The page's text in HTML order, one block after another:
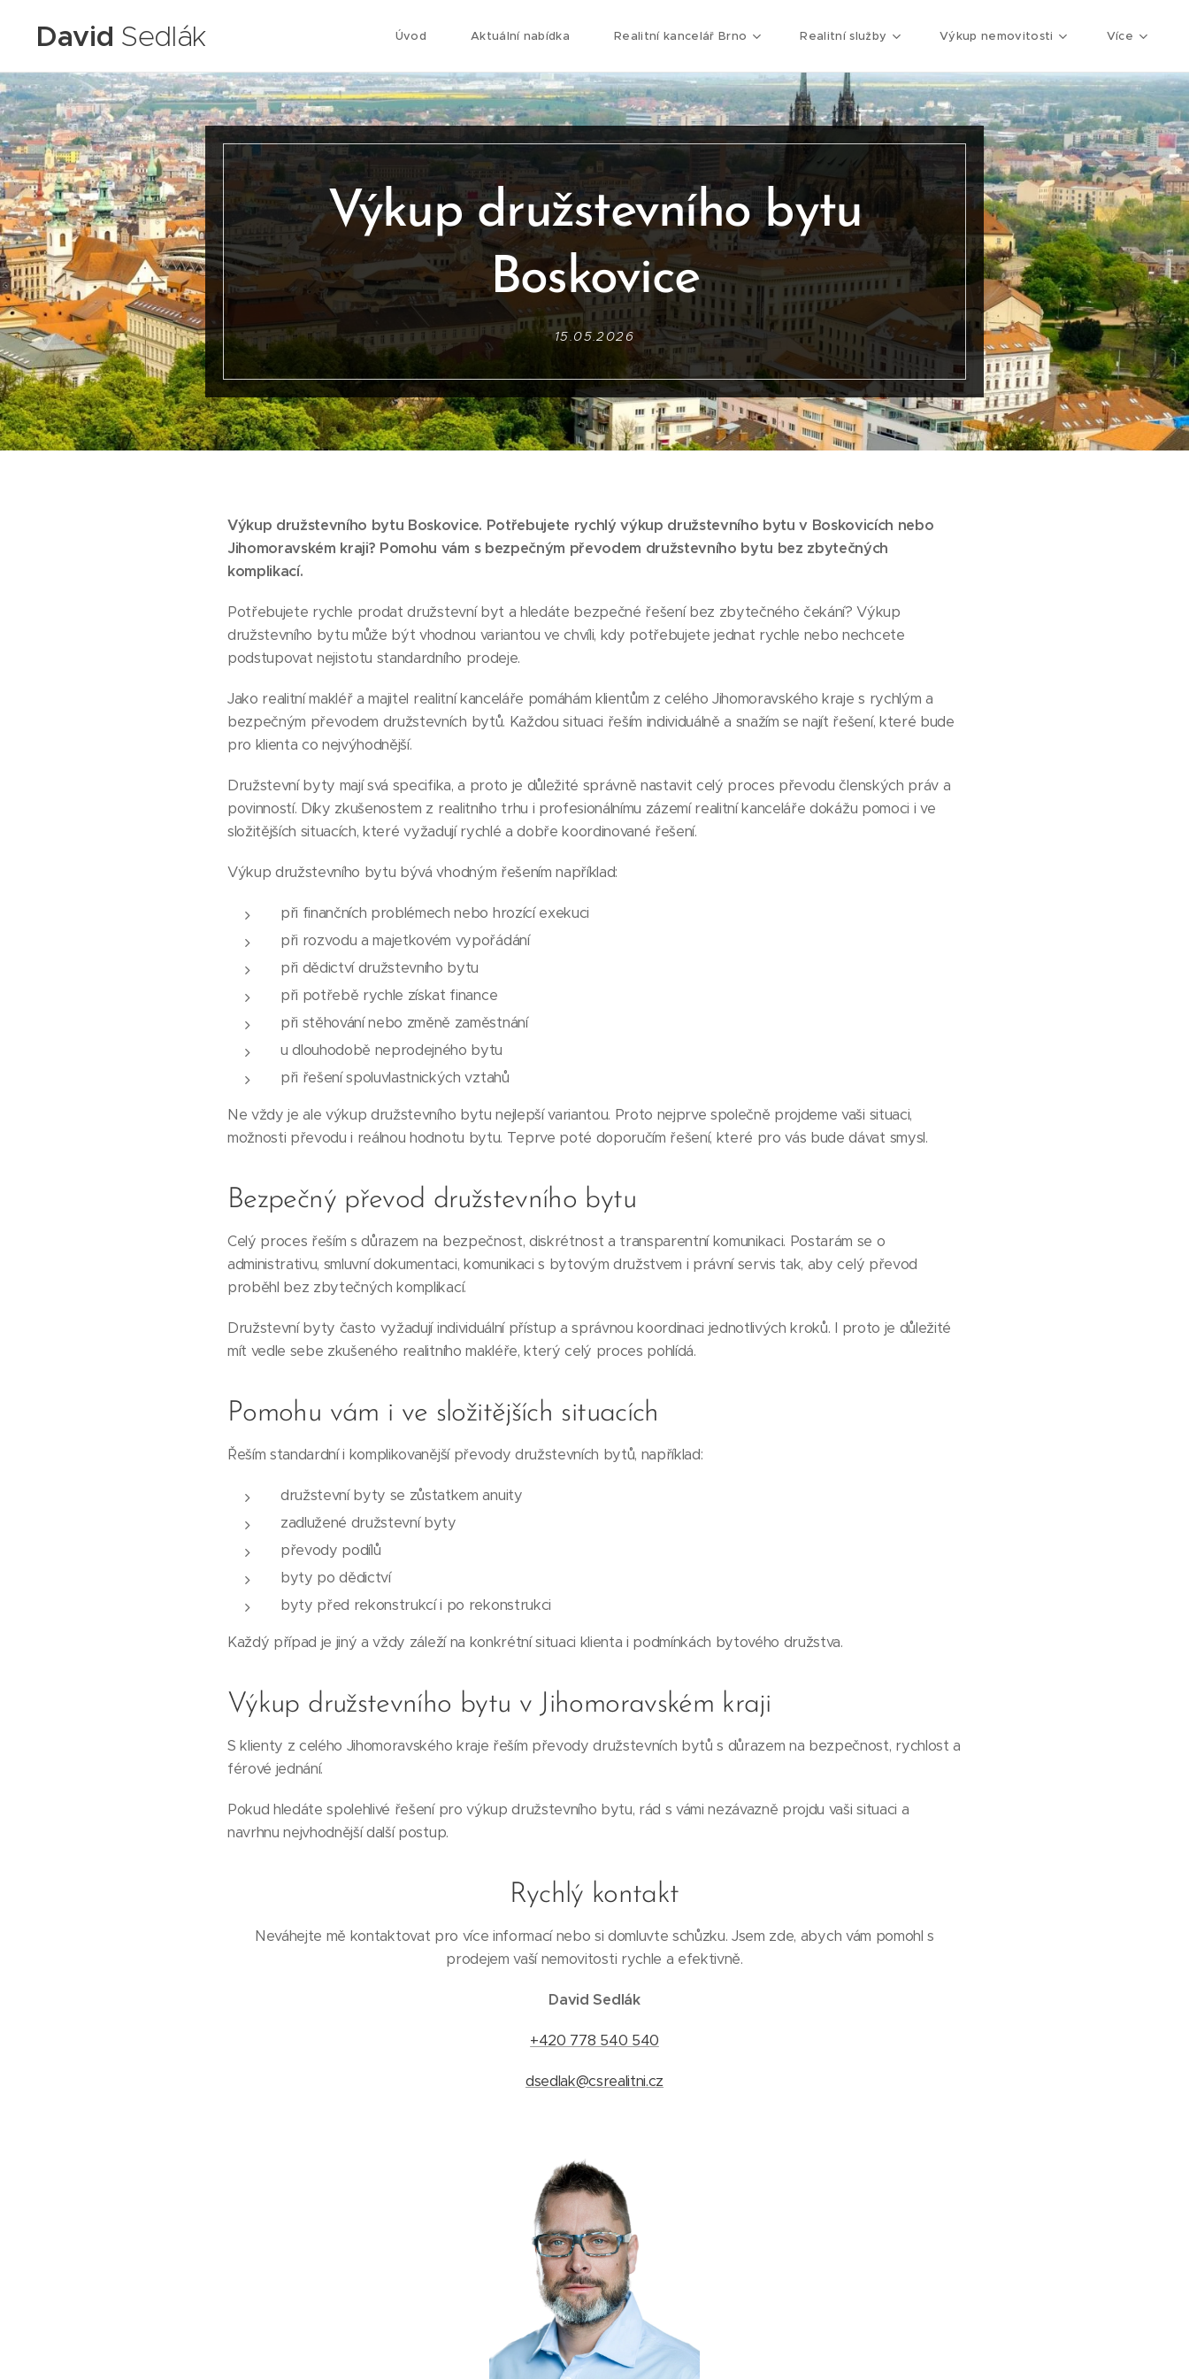
David Sedlák Úvod Aktuální nabídka Realitní kancelář Brno Realitní služby Výkup nemovitosti Více
Výkup družstevního bytu
Boskovice
15.05.2026
Výkup družstevního bytu Boskovice. Potřebujete rychlý výkup družstevního bytu v Boskovicích nebo
Jihomoravském kraji? Pomohu vám s bezpečným převodem družstevního bytu bez zbytečných
komplikací.
Potřebujete rychle prodat družstevní byt a hledáte bezpečné řešení bez zbytečného čekání? Výkup
družstevního bytu může být vhodnou variantou ve chvíli, kdy potřebujete jednat rychle nebo nechcete
podstupovat nejistotu standardního prodeje.
Jako realitní makléř a majitel realitní kanceláře pomáhám klientům z celého Jihomoravského kraje s rychlým a
bezpečným převodem družstevních bytů. Každou situaci řeším individuálně a snažím se najít řešení, které bude
pro klienta co nejvýhodnější.
Družstevní byty mají svá specifika, a proto je důležité správně nastavit celý proces převodu členských práv a
povinností. Díky zkušenostem z realitního trhu i profesionálnímu zázemí realitní kanceláře dokážu pomoci i ve
složitějších situacích, které vyžadují rychlé a dobře koordinované řešení.
Výkup družstevního bytu bývá vhodným řešením například:
při finančních problémech nebo hrozící exekuci
při rozvodu a majetkovém vypořádání
při dědictví družstevního bytu
při potřebě rychle získat finance
při stěhování nebo změně zaměstnání
u dlouhodobě neprodejného bytu
při řešení spoluvlastnických vztahů
Ne vždy je ale výkup družstevního bytu nejlepší variantou. Proto nejprve společně projdeme vaši situaci,
možnosti převodu i reálnou hodnotu bytu. Teprve poté doporučím řešení, které pro vás bude dávat smysl.
Bezpečný převod družstevního bytu
Celý proces řeším s důrazem na bezpečnost, diskrétnost a transparentní komunikaci. Postarám se o
administrativu, smluvní dokumentaci, komunikaci s bytovým družstvem i právní servis tak, aby celý převod
proběhl bez zbytečných komplikací.
Družstevní byty často vyžadují individuální přístup a správnou koordinaci jednotlivých kroků. I proto je důležité
mít vedle sebe zkušeného realitního makléře, který celý proces pohlídá.
Pomohu vám i ve složitějších situacích
Řeším standardní i komplikovanější převody družstevních bytů, například:
družstevní byty se zůstatkem anuity
zadlužené družstevní byty
převody podílů
byty po dědictví
byty před rekonstrukcí i po rekonstrukci
Každý případ je jiný a vždy záleží na konkrétní situaci klienta i podmínkách bytového družstva.
Výkup družstevního bytu v Jihomoravském kraji
S klienty z celého Jihomoravského kraje řeším převody družstevních bytů s důrazem na bezpečnost, rychlost a
férové jednání.
Pokud hledáte spolehlivé řešení pro výkup družstevního bytu, rád s vámi nezávazně projdu vaši situaci a
navrhnu nejvhodnější další postup.
Rychlý kontakt
Neváhejte mě kontaktovat pro více informací nebo si domluvte schůzku. Jsem zde, abych vám pomohl s
prodejem vaší nemovitosti rychle a efektivně.
David Sedlák
+420 778 540 540
dsedlak@csrealitni.cz